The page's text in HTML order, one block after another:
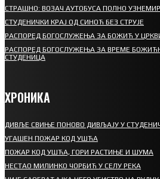
СТРАШНО: ВОЗАЧ АУТОБУСА ПОЛНО
СТУДЕНИЧКИ КРАЈ ОД СИНОЋ БЕЗ СТРУЈЕ
РАСПОРЕД БОГОСЛУЖЕЊА ЗА БОЖИЋ У
РАСПОРЕД БОГОСЛУЖЕЊА ЗА ВРЕМЕ
СТУДЕНИЦА
ХРОНИКА
ДИВЉЕ СВИЊЕ ПОНОВО ДИВЉАЈУ У
УГАШЕН ПОЖАР КОД УШЋА
ПОЖАР КОД УШЋА, ГОРИ РАСТИЊЕ И ШУМА
НЕСТАО МИЛИНКО ЧОРБИЋ У СЕЛУ РЕКА